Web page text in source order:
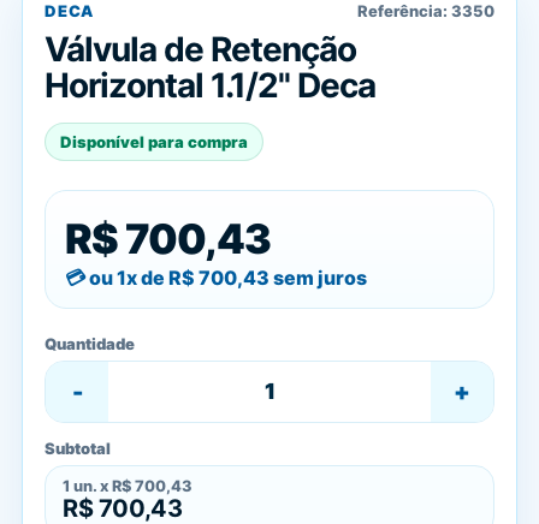
DECA Referência: 3350
Válvula de Retenção
Horizontal 1.1/2'' Deca
Disponível para compra
R$ 700,43
ou 1x de R$ 700,43 sem juros
Quantidade
- +
Subtotal
1 un. x R$ 700,43
R$ 700,43